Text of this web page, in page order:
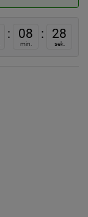
: 08 : 27